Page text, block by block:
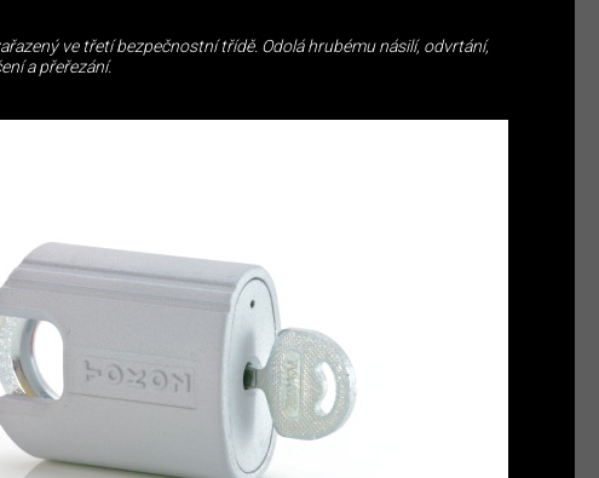
ve třetí bezpečnostní třídě. Odolá hrubému násilí, odvrtání,
a přeřezání.